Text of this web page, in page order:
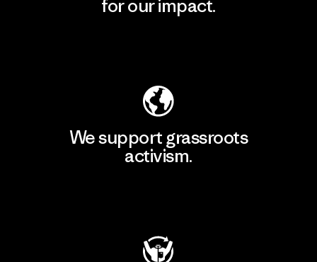
for our impact.
We support grassroots
activism.